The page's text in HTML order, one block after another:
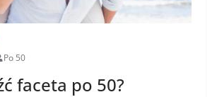
Po 50
faceta po 50?